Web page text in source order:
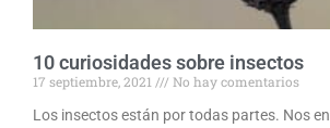
10 curiosidades sobre insectos
17 septiembre, 2021
No hay comentarios
Los insectos están por todas partes. Nos